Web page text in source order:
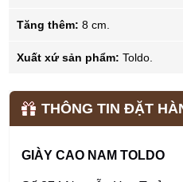
Tăng thêm: 8 cm.
Xuất xứ sản phẩm: Toldo.
THÔNG TIN ĐẶT
GIÀY CAO NAM TOLDO